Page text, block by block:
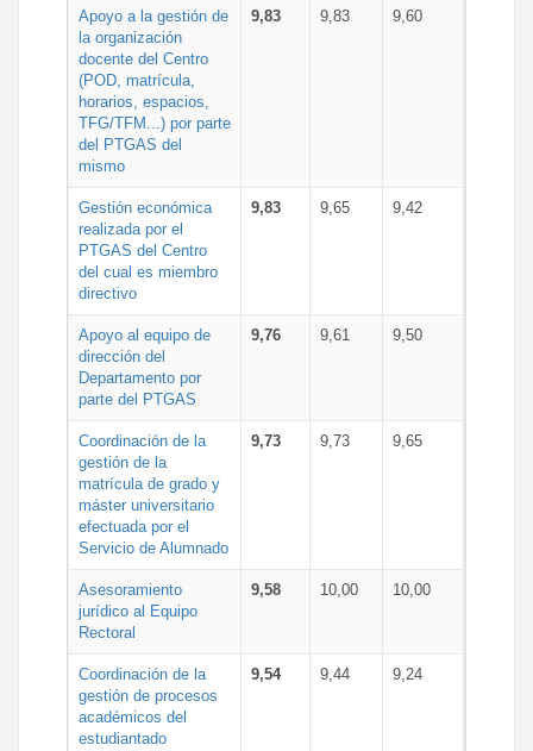
Apoyo a la gestión de
la organización
docente del Centro
(POD, matrícula,
horarios, espacios,
TFG/TFM...) por parte
del PTGAS del
mismo
9,83 9,83 9,60
Gestión económica
realizada por el
PTGAS del Centro
del cual es miembro
directivo
9,83 9,65 9,42
Apoyo al equipo de
dirección del
Departamento por
parte del PTGAS
9,76 9,61 9,50
Coordinación de la
gestión de la
matrícula de grado y
máster universitario
efectuada por el
Servicio de Alumnado
9,73 9,73 9,65
Asesoramiento
jurídico al Equipo
Rectoral
9,58 10,00 10,00
Coordinación de la
gestión de procesos
académicos del
estudiantado
9,54 9,44 9,24